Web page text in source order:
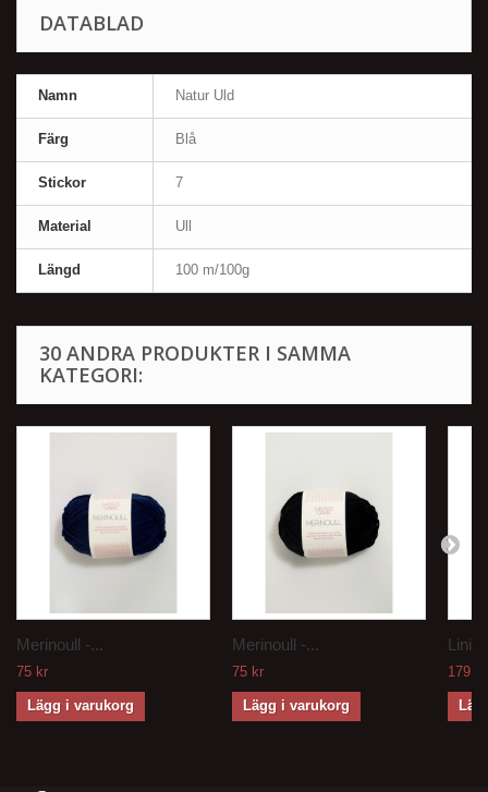
DATABLAD
Namn Natur Uld
Färg Blå
Stickor 7
Material Ull
Längd 100 m/100g
30 ANDRA PRODUKTER I SAMMA
KATEGORI:
Merinoull -...
75 kr
Lägg i varukorg
Merinoull -...
75 kr
Lägg i varukorg
Linie
179 kr